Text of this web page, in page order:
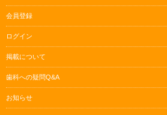
会員登録
ログイン
掲載について
歯科への疑問Q&A
お知らせ